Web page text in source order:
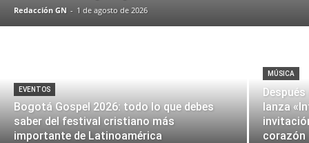
Redacción GN - 1 de agosto de 2026
EVENTOS
Bogotá Gospel 2026: todo lo que debes
saber del festival cristiano más
importante de Latinoamérica
MÚSICA
lanza
corazón